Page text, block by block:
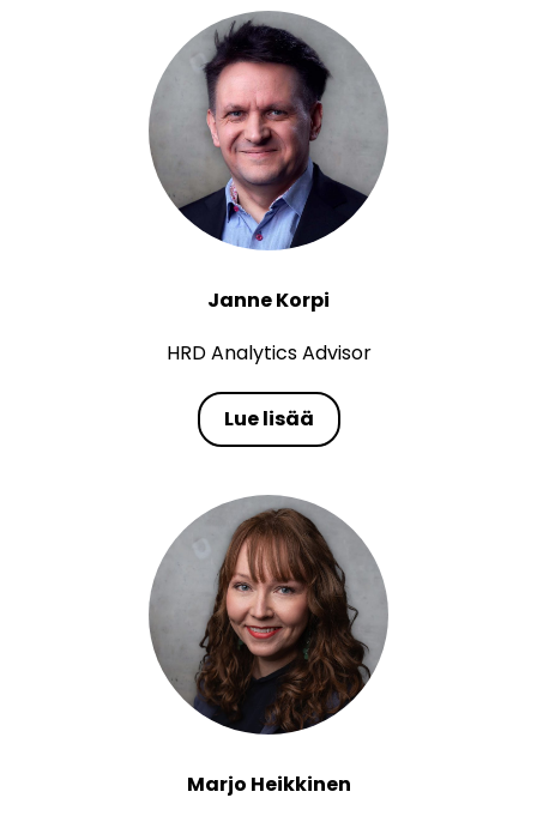
Janne Korpi
HRD Analytics Advisor
Lue lisää
Marjo Heikkinen